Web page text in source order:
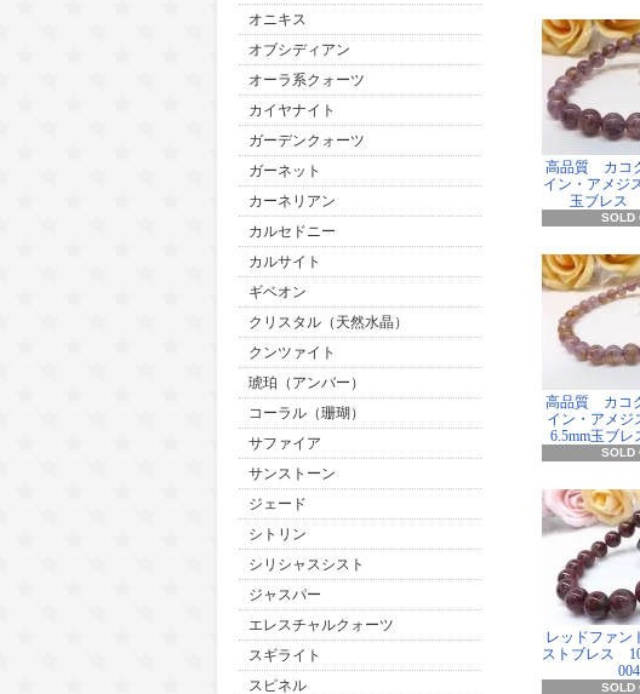
オニキス
オブシディアン
オーラ系クォーツ
カイヤナイト
ガーデンクォーツ
ガーネット
カーネリアン
カルセドニー
カルサイト
ギベオン
クリスタル（天然水晶）
クンツァイト
琥珀（アンバー）
コーラル（珊瑚）
サファイア
サンストーン
ジェード
シトリン
シリシャスシスト
ジャスパー
エレスチャルクォーツ
スギライト
スピネル
高品質 カコ
イン・アメジ
玉ブレス
SOLD
高品質 カコ
イン・アメ
6.5mm玉ブ
SOLD
レッドファン
ストブレス
SOLD